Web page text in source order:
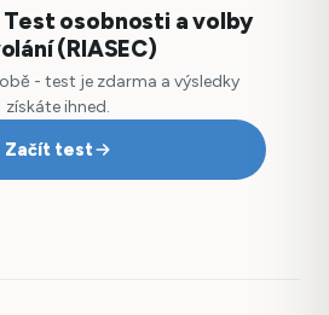
osobnosti a volby
(RIASEC)
- test je zdarma a výsledky
získáte ihned.
Začít test